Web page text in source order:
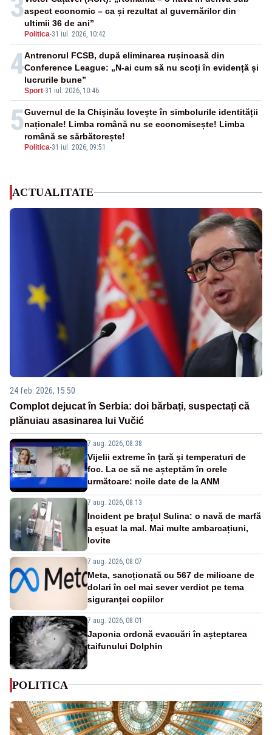
3
Politica-31 iul. 2026, 10:42
aspect economic – ca și rezultat al guvernărilor din
ultimii 36 de ani”
4
Sport-31 iul. 2026, 10:46
Antrenorul FCSB, după eliminarea rușinoasă din
Conference League: „N-ai cum să nu scoți în evidență și
lucrurile bune”
5
Politica-31 iul. 2026, 09:51
Guvernul de la Chișinău lovește în simbolurile identității
naționale! Limba română nu se economisește! Limba
română se sărbătorește!
ACTUALITATE
24 feb. 2026, 15:50
Complot dejucat în Serbia: doi bărbați, suspectați că
plănuiau asasinarea lui Vučić
7 aug. 2026, 08:38
Vijelii extreme în țară și temperaturi de
foc. La ce să ne așteptăm în orele
următoare: noile date de la ANM
7 aug. 2026, 08:13
Incident pe brațul Sulina: o navă de marfă
a eșuat la mal. Mai multe ambarcațiuni,
lovite
7 aug. 2026, 08:07
Meta, sancționată cu 567 de milioane de
dolari în cel mai sever verdict pe tema
siguranței copiilor
7 aug. 2026, 08:01
Japonia ordonă evacuări în așteptarea
taifunului Dolphin
POLITICA